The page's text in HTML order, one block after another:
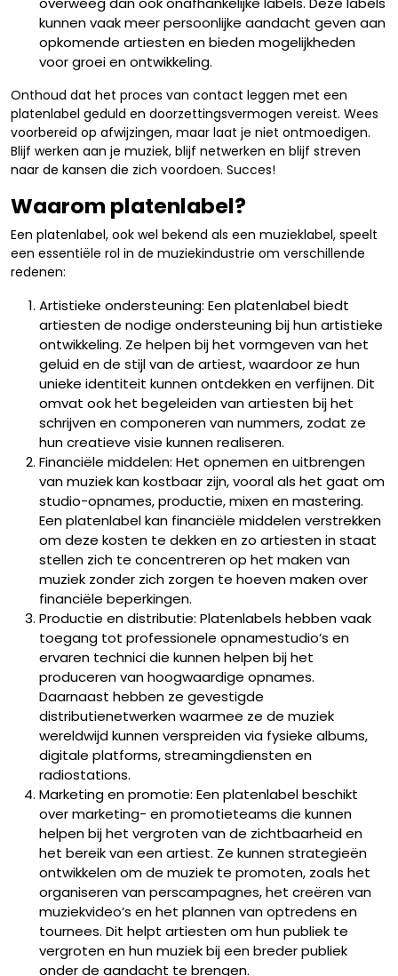
kunnen vaak meer persoonlijke aandacht geven aan
opkomende artiesten en bieden mogelijkheden
voor groei en ontwikkeling.
Onthoud dat het proces van contact leggen met een
platenlabel geduld en doorzettingsvermogen vereist. Wees
voorbereid op afwijzingen, maar laat je niet ontmoedigen.
Blijf werken aan je muziek, blijf netwerken en blijf streven
naar de kansen die zich voordoen. Succes!
Waarom platenlabel?
Een platenlabel, ook wel bekend als een muzieklabel, speelt
een essentiële rol in de muziekindustrie om verschillende
redenen:
Artistieke ondersteuning: Een platenlabel biedt
artiesten de nodige ondersteuning bij hun artistieke
ontwikkeling. Ze helpen bij het vormgeven van het
geluid en de stijl van de artiest, waardoor ze hun
unieke identiteit kunnen ontdekken en verfijnen. Dit
omvat ook het begeleiden van artiesten bij het
schrijven en componeren van nummers, zodat ze
hun creatieve visie kunnen realiseren.
Financiële middelen: Het opnemen en uitbrengen
van muziek kan kostbaar zijn, vooral als het gaat om
studio-opnames, productie, mixen en mastering.
Een platenlabel kan financiële middelen verstrekken
om deze kosten te dekken en zo artiesten in staat
stellen zich te concentreren op het maken van
muziek zonder zich zorgen te hoeven maken over
financiële beperkingen.
Productie en distributie: Platenlabels hebben vaak
toegang tot professionele opnamestudio’s en
ervaren technici die kunnen helpen bij het
produceren van hoogwaardige opnames.
Daarnaast hebben ze gevestigde
distributienetwerken waarmee ze de muziek
wereldwijd kunnen verspreiden via fysieke albums,
digitale platforms, streamingdiensten en
radiostations.
Marketing en promotie: Een platenlabel beschikt
over marketing- en promotieteams die kunnen
helpen bij het vergroten van de zichtbaarheid en
het bereik van een artiest. Ze kunnen strategieën
ontwikkelen om de muziek te promoten, zoals het
organiseren van perscampagnes, het creëren van
muziekvideo’s en het plannen van optredens en
tournees. Dit helpt artiesten om hun publiek te
vergroten en hun muziek bij een breder publiek
onder de aandacht te brengen.